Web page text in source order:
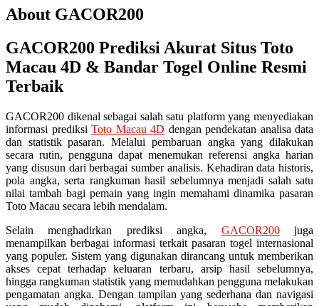
About GACOR200
GACOR200 Prediksi Akurat Situs Toto
Macau 4D & Bandar Togel Online Resmi
Terbaik
GACOR200 dikenal sebagai salah satu platform yang menyediakan
informasi prediksi Toto Macau 4D dengan pendekatan analisa data
dan statistik pasaran. Melalui pembaruan angka yang dilakukan
secara rutin, pengguna dapat menemukan referensi angka harian
yang disusun dari berbagai sumber analisis. Kehadiran data historis,
pola angka, serta rangkuman hasil sebelumnya menjadi salah satu
nilai tambah bagi pemain yang ingin memahami dinamika pasaran
Toto Macau secara lebih mendalam.
Selain menghadirkan prediksi angka, GACOR200juga
menampilkan berbagai informasi terkait pasaran togel internasional
yang populer. Sistem yang digunakan dirancang untuk memberikan
akses cepat terhadap keluaran terbaru, arsip hasil sebelumnya,
hingga rangkuman statistik yang memudahkan pengguna melakukan
pengamatan angka. Dengan tampilan yang sederhana dan navigasi